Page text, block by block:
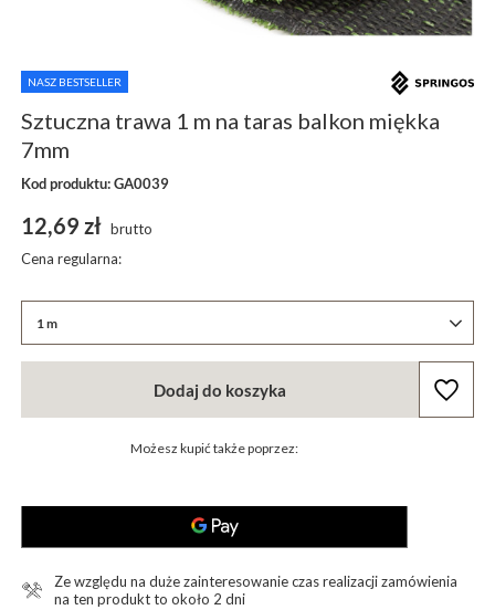
NASZ BESTSELLER
Sztuczna trawa 1 m na taras balkon miękka
7mm
Kod produktu: GA0039
1 m
12,69 zł brutto
Cena regularna:
Dodaj do koszyka
Możesz kupić także poprzez:
Ze względu na duże zainteresowanie czas realizacji zamówienia
na ten produkt to około 2 dni